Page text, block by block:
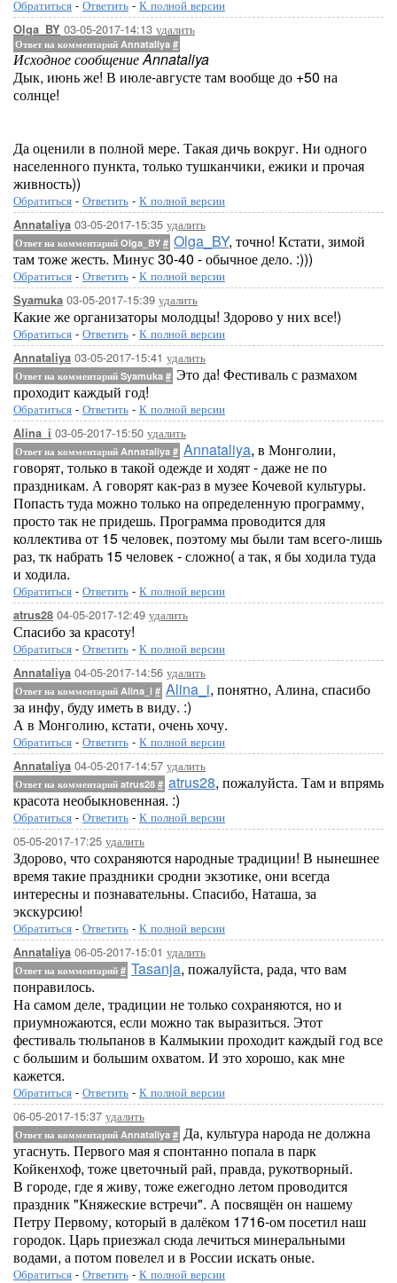
Обратиться - Ответить - К полной версии
Olga_BY 03-05-2017-14:13 удалить
Ответ на комментарий Annataliya #
Исходное сообщение Annataliya
Дык, июнь же! В июле-августе там вообще до +50 на
солнце!
Да оценили в полной мере. Такая дичь вокруг. Ни одного
населенного пункта, только тушканчики, ежики и прочая
живность))
Обратиться - Ответить - К полной версии
Annataliya 03-05-2017-15:35 удалить
Ответ на комментарий Olga_BY # Olga_BY, точно! Кстати, зимой
там тоже жесть. Минус 30-40 - обычное дело. :)))
Обратиться - Ответить - К полной версии
Syamuka 03-05-2017-15:39 удалить
Какие же организаторы молодцы! Здорово у них все!)
Обратиться - Ответить - К полной версии
Annataliya 03-05-2017-15:41 удалить
Ответ на комментарий Syamuka # Это да! Фестиваль с размахом
проходит каждый год!
Обратиться - Ответить - К полной версии
Alina_i 03-05-2017-15:50 удалить
Ответ на комментарий Annataliya # Annataliya, в Монголии,
говорят, только в такой одежде и ходят - даже не по
праздникам. А говорят как-раз в музее Кочевой культуры.
Попасть туда можно только на определенную программу,
просто так не придешь. Программа проводится для
коллектива от 15 человек, поэтому мы были там всего-лишь
раз, тк набрать 15 человек - сложно( а так, я бы ходила туда
и ходила.
Обратиться - Ответить - К полной версии
atrus28 04-05-2017-12:49 удалить
Спасибо за красоту!
Обратиться - Ответить - К полной версии
Annataliya 04-05-2017-14:56 удалить
Ответ на комментарий Alina_i # Alina_i, понятно, Алина, спасибо
за инфу, буду иметь в виду. :)
А в Монголию, кстати, очень хочу.
Обратиться - Ответить - К полной версии
Annataliya 04-05-2017-14:57 удалить
Ответ на комментарий atrus28 # atrus28, пожалуйста. Там и впрямь
красота необыкновенная. :)
Обратиться - Ответить - К полной версии
05-05-2017-17:25 удалить
Здорово, что сохраняются народные традиции! В нынешнее
время такие праздники сродни экзотике, они всегда
интересны и познавательны. Спасибо, Наташа, за
экскурсию!
Обратиться - Ответить - К полной версии
Annataliya 06-05-2017-15:01 удалить
Ответ на комментарий # Tasanja, пожалуйста, рада, что вам
понравилось.
На самом деле, традиции не только сохраняются, но и
приумножаются, если можно так выразиться. Этот
фестиваль тюльпанов в Калмыкии проходит каждый год все
с большим и большим охватом. И это хорошо, как мне
кажется.
Обратиться - Ответить - К полной версии
06-05-2017-15:37 удалить
Ответ на комментарий Annataliya # Да, культура народа не должна
угаснуть. Первого мая я спонтанно попала в парк
Койкенхоф, тоже цветочный рай, правда, рукотворный.
В городе, где я живу, тоже ежегодно летом проводится
праздник "Княжеские встречи". А посвящён он нашему
Петру Первому, который в далёком 1716-ом посетил наш
городок. Царь приезжал сюда лечиться минеральными
водами, а потом повелел и в России искать оные.
Обратиться - Ответить - К полной версии